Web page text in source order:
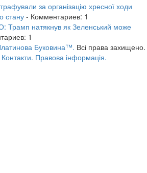
за організацію хресної ходи
стану - Комментариев: 1
Трамп натякнув як Зеленський може
1
Буковина™. Всі права захищено.
Контакти. Правова інформація.